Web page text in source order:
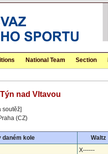
National Team Section
nad Vltavou
soutěž]
(CZ)
daném kole Waltz
X------